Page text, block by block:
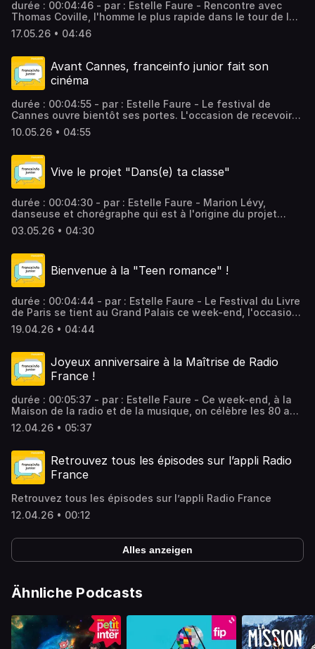
durée : 00:04:46 - par : Estelle Faure - Rencontre avec
Thomas Coville, l'homme le plus rapide dans le tour de la
planète en équipage et à la voile. Vainqueur du Trophée
Jules Verne, il répond aux journalistes en herbe de ce
tous les épisodes sans limite, rendez-vous sur Radio
France
17.05.26 • 04:46
Avant Cannes, franceinfo junior fait son
cinéma
durée : 00:04:55 - par : Estelle Faure - Le festival de
Cannes ouvre bientôt ses portes. L'occasion de recevoir
Julie Navarro, directrice de casting et réalisatrice. Elle
explique aux enfants comment elle découvre les jeunes
épisodes sans limite, rendez-vous sur Radio France
10.05.26 • 04:55
Vive le projet "Dans(e) ta classe"
durée : 00:04:30 - par : Estelle Faure - Marion Lévy,
danseuse et chorégraphe qui est à l'origine du projet
"Dans(e) ta classe", répond aux journalistes en herbe de
franceinfo junior. Vous aimez ce podcast ? Pour écouter
France
03.05.26 • 04:30
Bienvenue à la "Teen romance" !
durée : 00:04:44 - par : Estelle Faure - Le Festival du Livre
de Paris se tient au Grand Palais ce week-end, l'occasion
pour franceinfo junior de fêter la littérature jeunesse
avec l'arrivée d'une nouvelle collection appelée "Teen
l'invitée de ce franceinfo junior. Vous aimez ce podcast ?
Pour écouter tous les épisodes sans limite, rendez-vous
sur Radio France
19.04.26 • 04:44
Joyeux anniversaire à la Maîtrise de Radio
France !
durée : 00:05:37 - par : Estelle Faure - Ce week-end, à la
Maison de la radio et de la musique, on célèbre les 80 ans
de la Maîtrise de Radio France. Garance et Elliot, deux
jeunes maîtrisiens, sont venus répondre aux journalistes
Pour écouter tous les épisodes sans limite, rendez-vous
sur Radio France
12.04.26 • 05:37
Retrouvez tous les épisodes sur l’appli Radio
France
Retrouvez tous les épisodes sur l’appli Radio France
12.04.26 • 00:12
Alles anzeigen
Ähnliche Podcasts